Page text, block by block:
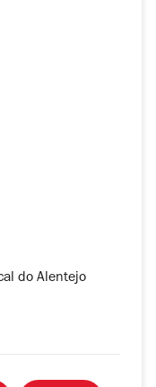
do Alentejo